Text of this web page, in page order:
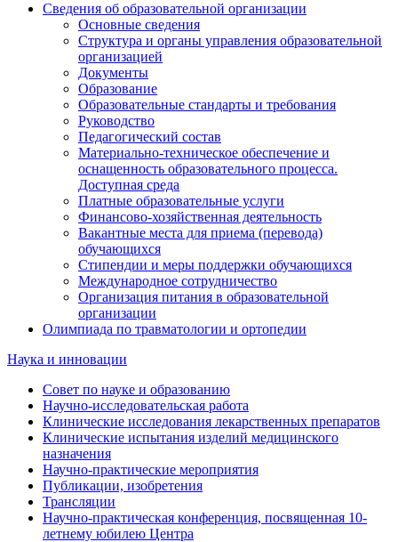
Сведения об образовательной организации
Основные сведения
Структура и органы управления образовательной
организацией
Документы
Образование
Образовательные стандарты и требования
Руководство
Педагогический состав
Материально-техническое обеспечение и
оснащенность образовательного процесса.
Доступная среда
Платные образовательные услуги
Финансово-хозяйственная деятельность
Вакантные места для приема (перевода)
обучающихся
Стипендии и меры поддержки обучающихся
Международное сотрудничество
Организация питания в образовательной
организации
Олимпиада по травматологии и ортопедии
Наука и инновации
Совет по науке и образованию
Научно-исследовательская работа
Клинические исследования лекарственных препаратов
Клинические испытания изделий медицинского
назначения
Научно-практические мероприятия
Публикации, изобретения
Трансляции
Научно-практическая конференция, посвященная 10-
летнему юбилею Центра